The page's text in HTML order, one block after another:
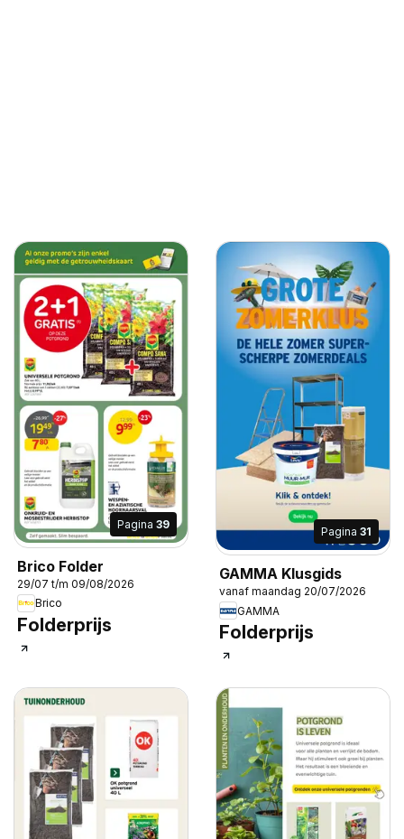
Pagina 39
Brico Folder
29/07 t/m 09/08/2026
Brico
Folderprijs
Pagina 31
GAMMA Klusgids
vanaf maandag 20/07/2026
GAMMA
Folderprijs